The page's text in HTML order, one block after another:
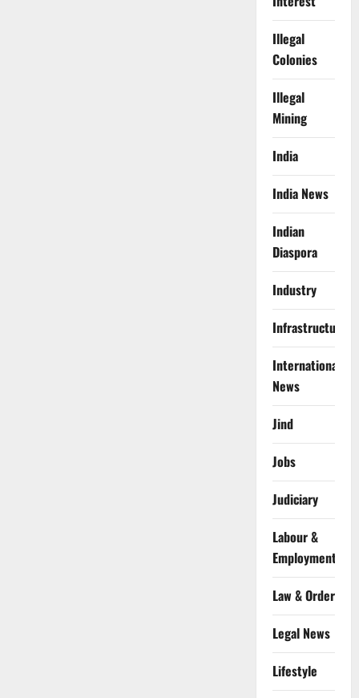
Illegal
Colonies
Illegal
Mining
India
India News
Indian
Diaspora
Industry
Infrastructure
International
News
Jind
Jobs
Judiciary
Labour &
Employment
Law & Order
Legal News
Lifestyle